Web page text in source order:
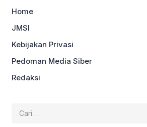
Home
JMSI
Kebijakan Privasi
Pedoman Media Siber
Redaksi
untuk: